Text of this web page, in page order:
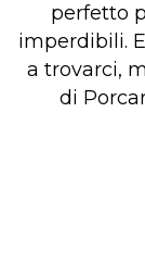
perfetto
imperdibili.
a trovarci,
di